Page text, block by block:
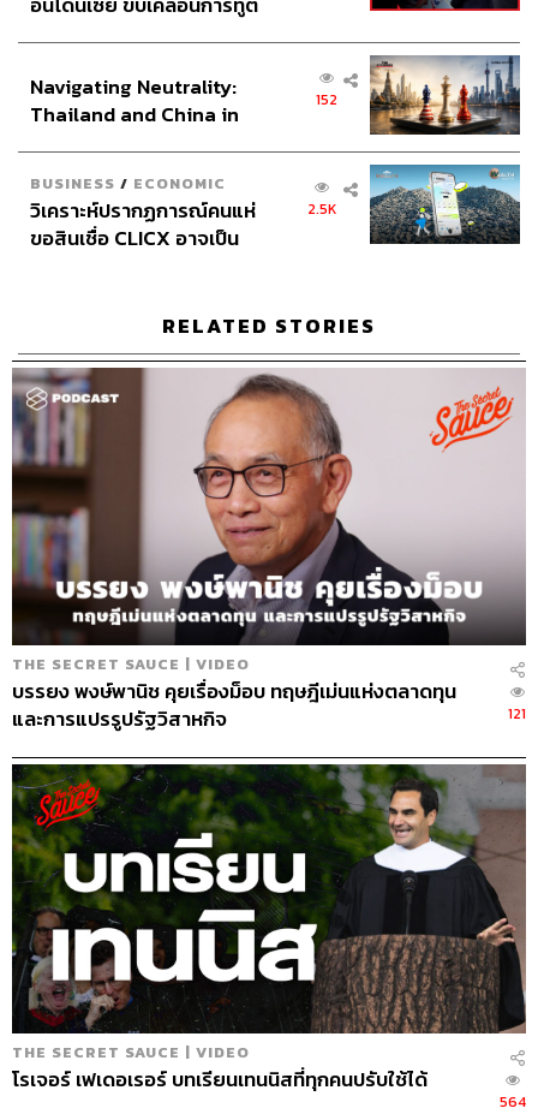
Credits
Show Creator
นครินทร์ วนกิจไพบูลย์
Show Producer
ปวริศา ตั้งตุลานนท์
Show Co-Producer
เชษฐพงศ์ ชูประดิษฐ์
Creative
ภัทร จารุอริยานนท์
Episode Editor
เดชาณัฏฐ์ ธีรดุริยสฤษฏ์
Sound Designer & Engineerกฤตพล จียะเกียรติ
Marketing & Coordinatorอภิสิทธิ์​ หรรษาภิรมย์โชค
Art Directorอนงค์นาฏ วิวัฒนานนท์
Proofreaderพรนภัส ชำนาญค้า
Webmaster รพีพรรณ เกตุสมพงษ์
Musicwestonemusic.com
TAGS: brand นครินทร์ เคน
The Standard Podcast
The Secret Sauce
เคน นครินทร์
นครินทร์ วนกิจไพบูลย์
เคล็ดลับความสำเร็จ
ถอดรหัสความสำเร็จ
Podcast
Executive Espresso
Business ประมูล 5G
อินโดนีเซีย
Navigating Neutrality:
Thailand and China in
152
BUSINESS / ECONOMIC
วิเคราะห์ปรากฏการณ์คนแห่
ขอสินเชื่อ CLICX อาจเป็น
2.5K
RELATED STORIES
THE SECRET SAUCE | VIDEO
บรรยง พงษ์พานิช คุยเรื่องม็อบ ทฤษฎีเม่นแห่งตลาดทุน
และการแปรรูปรัฐวิสาหกิจ
121
THE SECRET SAUCE | VIDEO
โรเจอร์ เฟเดอเรอร์ บทเรียนเทนนิสที่ทุกคนปรับใช้ได้
564